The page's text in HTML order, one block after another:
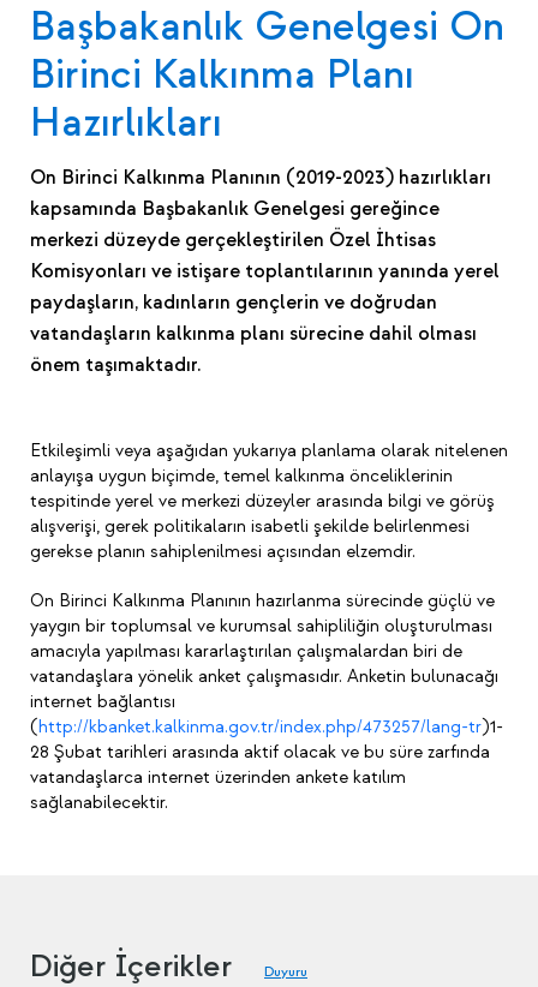
Başbakanlık Genelgesi On
Birinci Kalkınma Planı
Hazırlıkları
On Birinci Kalkınma Planının (2019-2023) hazırlıkları
kapsamında Başbakanlık Genelgesi gereğince
merkezi düzeyde gerçekleştirilen Özel İhtisas
Komisyonları ve istişare toplantılarının yanında yerel
paydaşların, kadınların gençlerin ve doğrudan
vatandaşların kalkınma planı sürecine dahil olması
önem taşımaktadır.
Etkileşimli veya aşağıdan yukarıya planlama olarak nitelenen
anlayışa uygun biçimde, temel kalkınma önceliklerinin
tespitinde yerel ve merkezi düzeyler arasında bilgi ve görüş
alışverişi, gerek politikaların isabetli şekilde belirlenmesi
gerekse planın sahiplenilmesi açısından elzemdir.
On Birinci Kalkınma Planının hazırlanma sürecinde güçlü ve
yaygın bir toplumsal ve kurumsal sahipliliğin oluşturulması
amacıyla yapılması kararlaştırılan çalışmalardan biri de
vatandaşlara yönelik anket çalışmasıdır. Anketin bulunacağı
internet bağlantısı
(http://kbanket.kalkinma.gov.tr/index.php/473257/lang-tr)1-
28 Şubat tarihleri arasında aktif olacak ve bu süre zarfında
vatandaşlarca internet üzerinden ankete katılım
sağlanabilecektir.
Diğer İçerikler Duyuru